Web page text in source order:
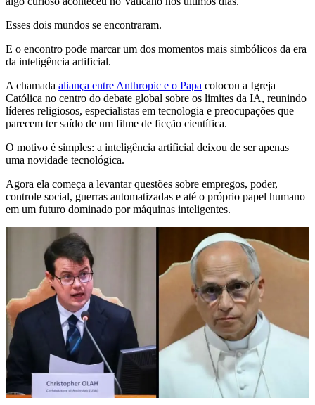
Esses dois mundos se encontraram.
E o encontro pode marcar um dos momentos mais simbólicos da era
da inteligência artificial.
A chamada aliança entre Anthropic e o Papa colocou a Igreja
Católica no centro do debate global sobre os limites da IA, reunindo
líderes religiosos, especialistas em tecnologia e preocupações que
parecem ter saído de um filme de ficção científica.
O motivo é simples: a inteligência artificial deixou de ser apenas
uma novidade tecnológica.
Agora ela começa a levantar questões sobre empregos, poder,
controle social, guerras automatizadas e até o próprio papel humano
em um futuro dominado por máquinas inteligentes.